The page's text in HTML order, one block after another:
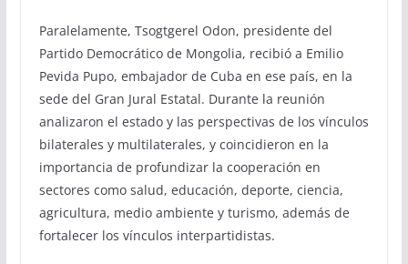
Paralelamente, Tsogtgerel Odon, presidente del
Partido Democrático de Mongolia, recibió a Emilio
Pevida Pupo, embajador de Cuba en ese país, en la
sede del Gran Jural Estatal. Durante la reunión
analizaron el estado y las perspectivas de los vínculos
bilaterales y multilaterales, y coincidieron en la
importancia de profundizar la cooperación en
sectores como salud, educación, deporte, ciencia,
agricultura, medio ambiente y turismo, además de
fortalecer los vínculos interpartidistas.